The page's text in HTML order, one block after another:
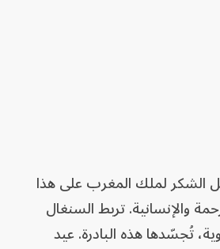
الشكر لملك المغرب على هذا
والإنسانية. تربط السنغال
تُجسّدها هذه البادرة. عيد